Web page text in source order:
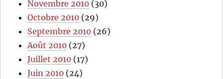
Novembre 2010 (30)
Octobre 2010 (29)
Septembre 2010 (26)
Août 2010 (27)
Juillet 2010 (17)
Juin 2010 (24)